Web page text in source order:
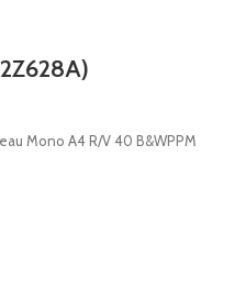
Mono A4 R/V 40 B&WPPM